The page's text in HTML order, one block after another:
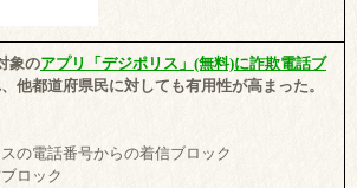
象のアプリ「デジポリス」(無料)に詐欺電話ブ
他都道府県民に対しても有用性が高まった。
の電話番号からの着信ブロック
ロック